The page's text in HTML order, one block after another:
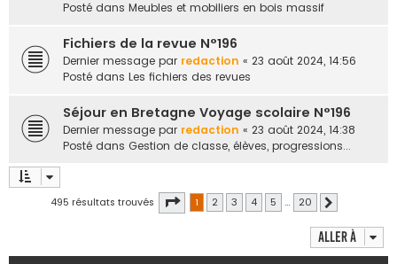
Posté dans Meubles et mobiliers en bois massif
Fichiers de la revue N°196
Dernier message par redaction « 23 août 2024, 14:56
Posté dans Les fichiers des revues
Séjour en Bretagne Voyage scolaire N°196
Dernier message par redaction « 23 août 2024, 14:38
Posté dans Gestion de classe, élèves, progressions...
495 résultats trouvés Page 1sur20
1 2 3 4 5 … 20
Aller à